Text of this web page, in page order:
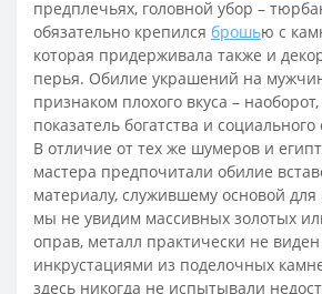
предплечьях, головной убор –
обязательно крепился брошью с
которая придерживала также и
перья. Обилие украшений на
признаком плохого вкуса –
показатель богатства и социального
В отличие от тех же шумеров и
мастера предпочитали обилие
материалу, служившему основой для
мы не увидим массивных золотых
оправ, металл практически не
инкрустациями из поделочных
здесь никогда не испытывали